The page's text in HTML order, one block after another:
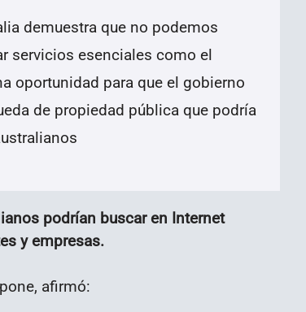
demuestra que no podemos
servicios esenciales como el
oportunidad para que el gobierno
de propiedad pública que podría
podrían buscar en Internet
y empresas.
afirmó: